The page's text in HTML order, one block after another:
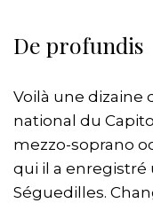
De profundis
Voilà une dizaine
national du
mezzo-soprano
qui il a
Séguedilles.